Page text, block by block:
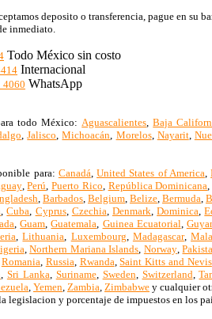
deposito o transferencia, pague en su
inmediato.
Todo México sin costo
Internacional
4060 WhatsApp
todo México:Aguascalientes,Baja
,Jalisco,Michoacán, Morelos, Nayarit,
para: Canadá,United States of America,
,Perú,Puerto Rico, República Dominicana
, Barbados, Belgium, Belize, Bermuda,
,Cuba, Cyprus, Czechia, Denmark,Dominica,
,Guam,Guatemala, Guinea Ecuatorial,
,Lithuania, Luxembourg, Madagascar,
,Northern Mariana Islands, Norway,
Romania, Russia, Rwanda,Saint Kitts and Nevis
, Sri Lanka, Suriname, Sweden, Switzerland,
, Yemen, Zambia, Zimbabwe y cualquier
legislacion y porcentaje de impuestos en los